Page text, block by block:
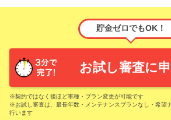
貯金ゼロでもOK！
お試し審査に
※契約ではなく後ほど車種・プラン変更が可能です
※お試し審査は、最長年数・メンテナンスプランなし・希望
行います